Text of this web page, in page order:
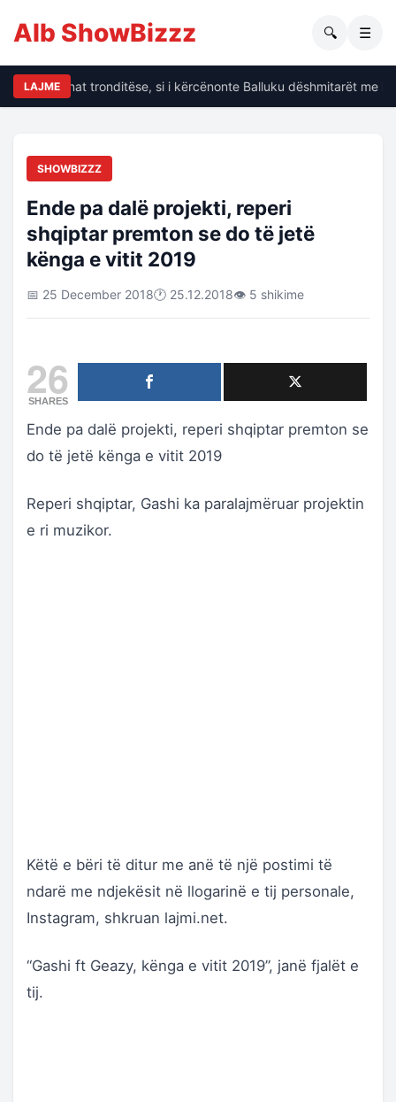
Alb ShowBizzz 🔍 ☰
LAJME
të dhënat tronditëse, si i kërcënonte Balluku dëshmitarët me
SHOWBIZZZ
Ende pa dalë projekti, reperi
shqiptar premton se do të jetë
kënga e vitit 2019
📅 25 December 2018🕐 25.12.2018👁 5 shikime
26
SHARES
Ende pa dalë projekti, reperi shqiptar premton se
do të jetë kënga e vitit 2019
Reperi shqiptar, Gashi ka paralajmëruar projektin
e ri muzikor.
Këtë e bëri të ditur me anë të një postimi të
ndarë me ndjekësit në llogarinë e tij personale,
Instagram, shkruan lajmi.net.
“Gashi ft Geazy, kënga e vitit 2019”, janë fjalët e
tij.